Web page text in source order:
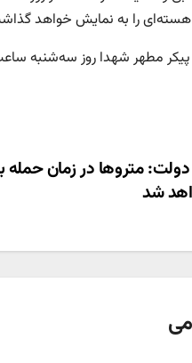
هسته‌ای را به نمایش خواهد
متروها در زمان حمله
شد